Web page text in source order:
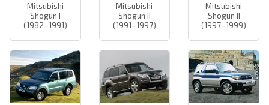
Mitsubishi
Shogun I
(1982–1991)
Mitsubishi
Shogun II
(1991–1997)
Mitsubishi
Shogun II
(1997–1999)